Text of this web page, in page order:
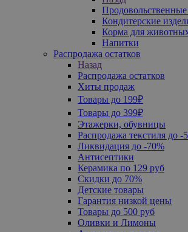
Кондитерские
Корма для
Напитки
Распродажа остатков
Назад
Распродажа остатков
Хиты продаж
Товары до 199₽
Товары до 399₽
Этажерки, обувницы
Распродажа текстиля до -
Ликвидация до -70%
Антисептики
Керамика по 129 руб
Скидки до 70%
Детские товары
Гарантия низкой цены
Товары до 500 руб
Оливки и Лимоны